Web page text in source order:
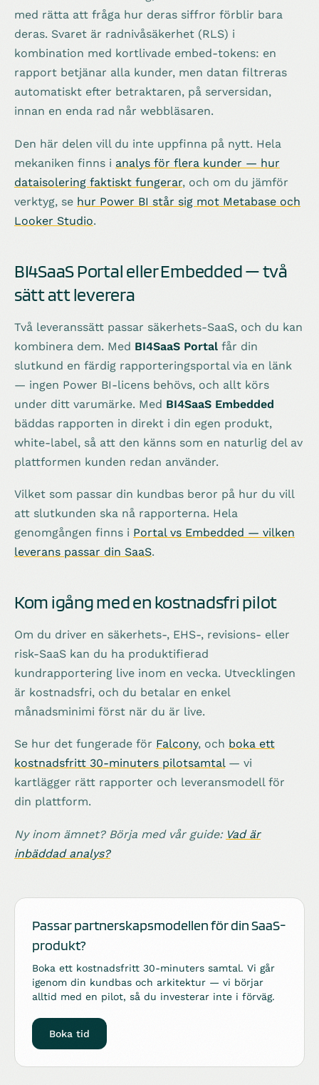
med rätta att fråga hur deras siffror förblir bara
deras. Svaret är radnivåsäkerhet (RLS) i
kombination med kortlivade embed-tokens: en
rapport betjänar alla kunder, men datan filtreras
automatiskt efter betraktaren, på serversidan,
innan en enda rad når webbläsaren.
Den här delen vill du inte uppfinna på nytt. Hela
mekaniken finns i analys för flera kunder — hur
dataisolering faktiskt fungerar, och om du jämför
verktyg, se hur Power BI står sig mot Metabase och
Looker Studio.
BI4SaaS Portal eller Embedded — två
sätt att leverera
Två leveranssätt passar säkerhets-SaaS, och du kan
kombinera dem. Med BI4SaaS Portal får din
slutkund en färdig rapporteringsportal via en länk
— ingen Power BI-licens behövs, och allt körs
under ditt varumärke. Med BI4SaaS Embedded
bäddas rapporten in direkt i din egen produkt,
white-label, så att den känns som en naturlig del av
plattformen kunden redan använder.
Vilket som passar din kundbas beror på hur du vill
att slutkunden ska nå rapporterna. Hela
genomgången finns i Portal vs Embedded — vilken
leverans passar din SaaS.
Kom igång med en kostnadsfri pilot
Om du driver en säkerhets-, EHS-, revisions- eller
risk-SaaS kan du ha produktifierad
kundrapportering live inom en vecka. Utvecklingen
är kostnadsfri, och du betalar en enkel
månadsminimi först när du är live.
Se hur det fungerade för Falcony, och boka ett
kostnadsfritt 30-minuters pilotsamtal— vi
kartlägger rätt rapporter och leveransmodell för
din plattform.
Ny inom ämnet? Börja med vår guide: Vad är
inbäddad analys?
Passar partnerskapsmodellen för din SaaS-
produkt?
Boka ett kostnadsfritt 30-minuters samtal. Vi går
igenom din kundbas och arkitektur — vi börjar
alltid med en pilot, så du investerar inte i förväg.
Boka tid